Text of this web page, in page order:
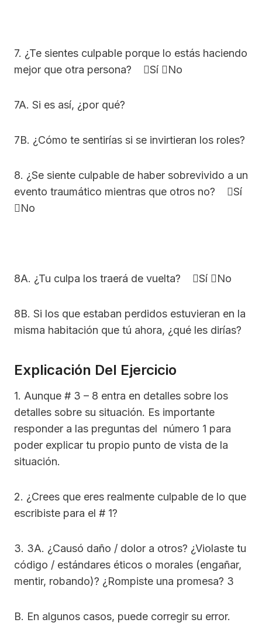
7. ¿Te sientes culpable porque lo estás haciendo
mejor que otra persona? Sí No
7A. Si es así, ¿por qué?
7B. ¿Cómo te sentirías si se invirtieran los roles?
8. ¿Se siente culpable de haber sobrevivido a un
evento traumático mientras que otros no? Sí
No
8A. ¿Tu culpa los traerá de vuelta? Sí No
8B. Si los que estaban perdidos estuvieran en la
misma habitación que tú ahora, ¿qué les dirías?
Explicación Del Ejercicio
1. Aunque # 3 – 8 entra en detalles sobre los
detalles sobre su situación. Es importante
responder a las preguntas del número 1 para
poder explicar tu propio punto de vista de la
situación.
2. ¿Crees que eres realmente culpable de lo que
escribiste para el # 1?
3. 3A. ¿Causó daño / dolor a otros? ¿Violaste tu
código / estándares éticos o morales (engañar,
mentir, robando)? ¿Rompiste una promesa? 3
B. En algunos casos, puede corregir su error.